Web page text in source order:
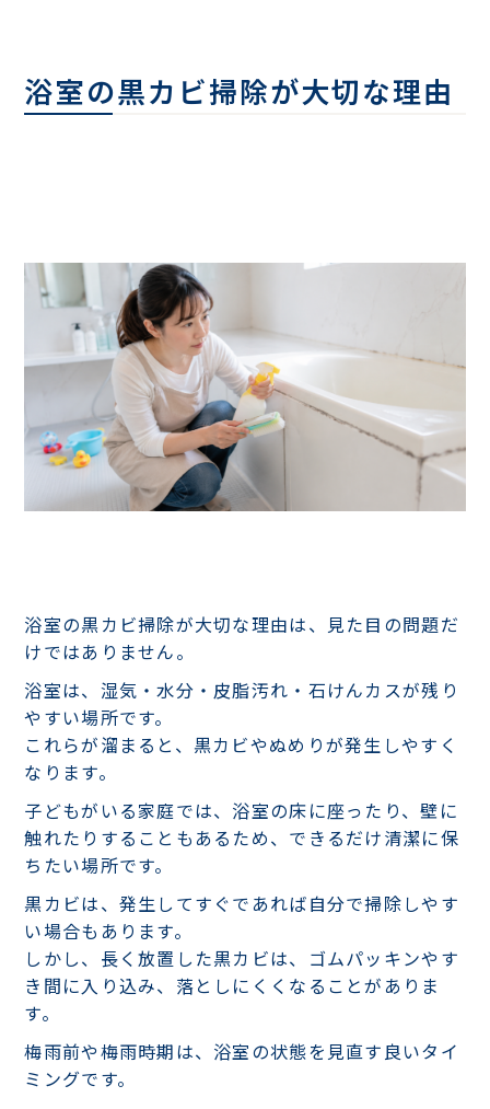
浴室の黒カビ掃除が大切な理由
浴室の黒カビ掃除が大切な理由は、見た目の問題だ
けではありません。
浴室は、湿気・水分・皮脂汚れ・石けんカスが残り
やすい場所です。
これらが溜まると、黒カビやぬめりが発生しやすく
なります。
子どもがいる家庭では、浴室の床に座ったり、壁に
触れたりすることもあるため、できるだけ清潔に保
ちたい場所です。
黒カビは、発生してすぐであれば自分で掃除しやす
い場合もあります。
しかし、長く放置した黒カビは、ゴムパッキンやす
き間に入り込み、落としにくくなることがありま
す。
梅雨前や梅雨時期は、浴室の状態を見直す良いタイ
ミングです。